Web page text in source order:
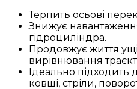
Терпить осьові
Знижує
гідроциліндра.
Продовжує життя
вирівнювання
Ідеально підходить
ковші, стріли,